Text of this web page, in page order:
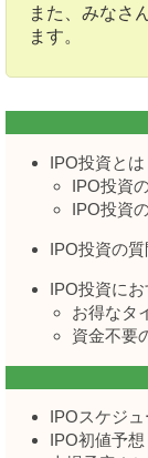
また、みなさ
ます。
IPO投資とは
IPO投資
IPO投資
IPO投資の
IPO投資に
お得なタ
資金不要
IPOスケジ
IPO初値予想